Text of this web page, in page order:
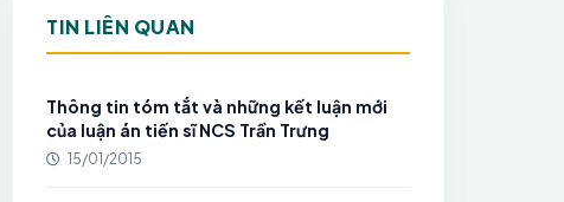
TIN LIÊN QUAN
Thông tin tóm tắt và những kết luận mới
của luận án tiến sĩ NCS Trần Trưng
15/01/2015